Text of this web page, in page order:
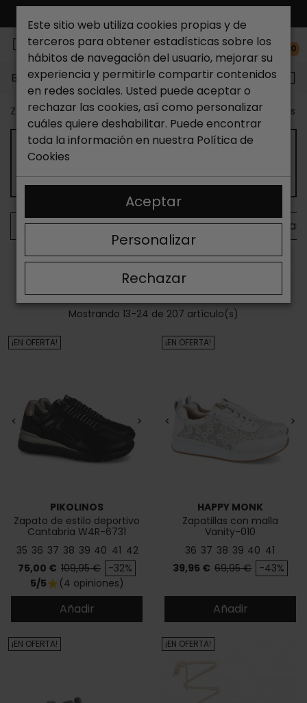
0
Buscar...
Zapateria Catchalot Outlet zapatos Outlet zapatos
OUTLET DE ZAPATILLAS DE MUJER
Zapatillas sneaker Zapatillas deportivas Zapatillas
ORDENAR
FILTRAR
Mostrando 13-24 de 207 artículo(s)
< >
PIKOLINOS
Zapato de estilo deportivo
Cantabria W4R-6731
35 36 37 38 39 40 41 42
Precio
75,00 € Precio base
109,95 € -32%
¡EN OFERTA!
5/5star (4 opiniones)
Añadir
< >
HAPPY MONK
Zapatillas con malla
Vanity-010
36 37 38 39 40 41
Precio
39,95 € Precio base
69,95 € -43%
¡EN OFERTA!
Añadir
¡EN OFERTA! ¡EN OFERTA!
Este sitio web utiliza cookies propias y de
terceros para obtener estadísticas sobre los
hábitos de navegación del usuario, mejorar su
experiencia y permitirle compartir contenidos
en redes sociales. Usted puede aceptar o
rechazar las cookies, así como personalizar
cuáles quiere deshabilitar. Puede encontrar
toda la información en nuestra Política de
Cookies
Rechazar
Personalizar
Aceptar